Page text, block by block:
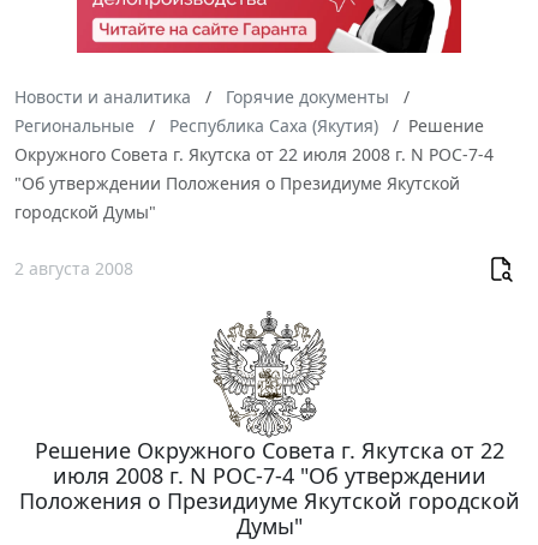
Новости и аналитика
Горячие документы
Региональные
Республика Саха (Якутия)
Решение
Окружного Совета г. Якутска от 22 июля 2008 г. N РОС-7-4
"Об утверждении Положения о Президиуме Якутской
городской Думы"
2 августа 2008
Решение Окружного Совета г. Якутска от 22
июля 2008 г. N РОС-7-4 "Об утверждении
Положения о Президиуме Якутской городской
Думы"